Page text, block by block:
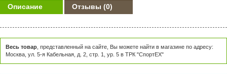
Описание Отзывы (0)
Весь товар , представленный на сайте, Вы можете найти в магазине по адресу:
Москва, ул. 5-я Кабельная, д. 2, стр. 1, ур. 5 в ТРК "СпортЕХ"